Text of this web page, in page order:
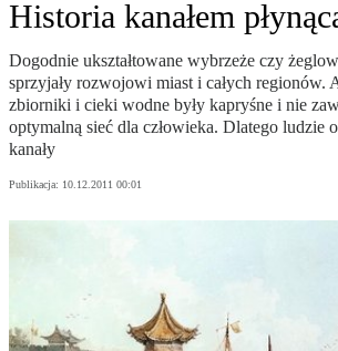
Historia kanałem
Dogodnie ukształtowane wybrzeże czy
sprzyjały rozwojowi miast i całych regionów.
zbiorniki i cieki wodne były kapryśne i nie
optymalną sieć dla człowieka. Dlatego ludzie
kanały
Publikacja: 10.12.2011 00:01